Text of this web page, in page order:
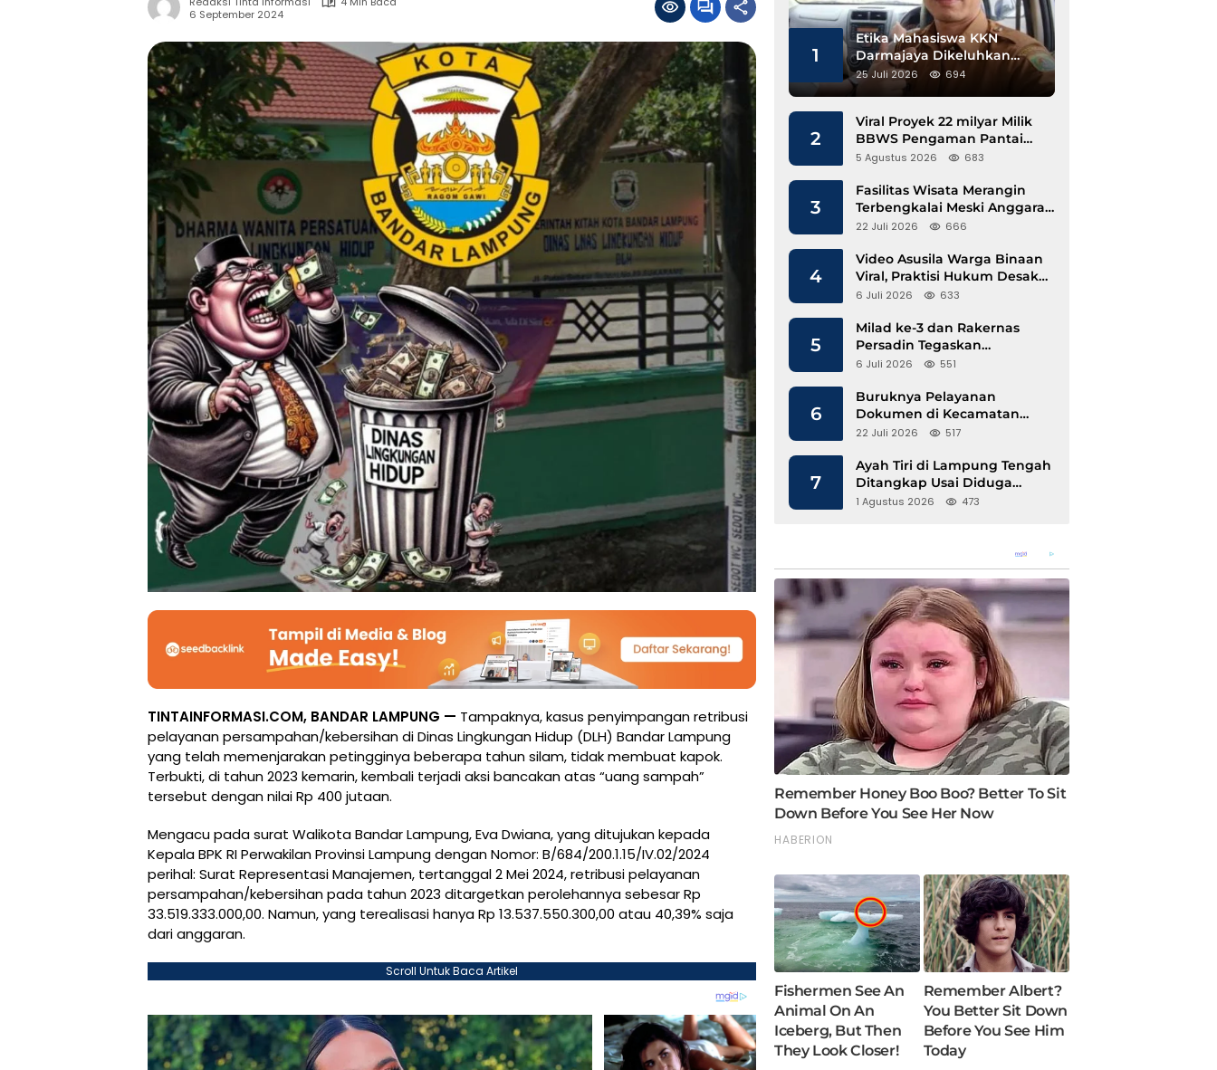
6 September 2024
TINTAINFORMASI.COM, BANDAR LAMPUNG — Tampaknya, kasus penyimpangan retribusi
pelayanan persampahan/kebersihan di Dinas Lingkungan Hidup (DLH) Bandar Lampung
yang telah memenjarakan petingginya beberapa tahun silam, tidak membuat kapok.
Terbukti, di tahun 2023 kemarin, kembali terjadi aksi bancakan atas “uang sampah”
tersebut dengan nilai Rp 400 jutaan.
Mengacu pada surat Walikota Bandar Lampung, Eva Dwiana, yang ditujukan kepada
Kepala BPK RI Perwakilan Provinsi Lampung dengan Nomor: B/684/200.1.15/IV.02/2024
perihal: Surat Representasi Manajemen, tertanggal 2 Mei 2024, retribusi pelayanan
persampahan/kebersihan pada tahun 2023 ditargetkan perolehannya sebesar Rp
33.519.333.000,00. Namun, yang terealisasi hanya Rp 13.537.550.300,00 atau 40,39% saja
dari anggaran.
Scroll Untuk Baca Artikel
1
Etika Mahasiswa KKN
Darmajaya Dikeluhkan
Kepala Pekon Sinar Jawa
25 Juli 2026 694
2
Viral Proyek 22 milyar Milik
BBWS Pengaman Pantai
Pesisir Barat Diduga
5 Agustus 2026 683
3
Fasilitas Wisata Merangin
Terbengkalai Meski Anggaran
Perawatan Terus Mengalir
22 Juli 2026 666
4
Video Asusila Warga Binaan
Viral, Praktisi Hukum Desak
Evaluasi Lapas Tanjung Raja
6 Juli 2026 633
5
Milad ke-3 dan Rakernas
Persadin Tegaskan
Komitmen Transformasi
Digital
6 Juli 2026 551
6
Buruknya Pelayanan
Dokumen di Kecamatan
Pangkalan Susu, Kinerja
22 Juli 2026 517
7
Ayah Tiri di Lampung Tengah
Ditangkap Usai Diduga
Hamili Anak di Bawah Umur
1 Agustus 2026 473